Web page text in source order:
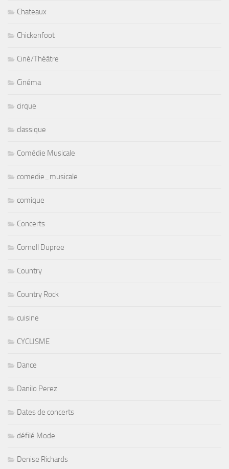
Chateaux
Chickenfoot
Ciné/Théâtre
Cinéma
cirque
classique
Comédie Musicale
comedie_musicale
comique
Concerts
Cornell Dupree
Country
Country Rock
cuisine
CYCLISME
Dance
Danilo Perez
Dates de concerts
défilé Mode
Denise Richards